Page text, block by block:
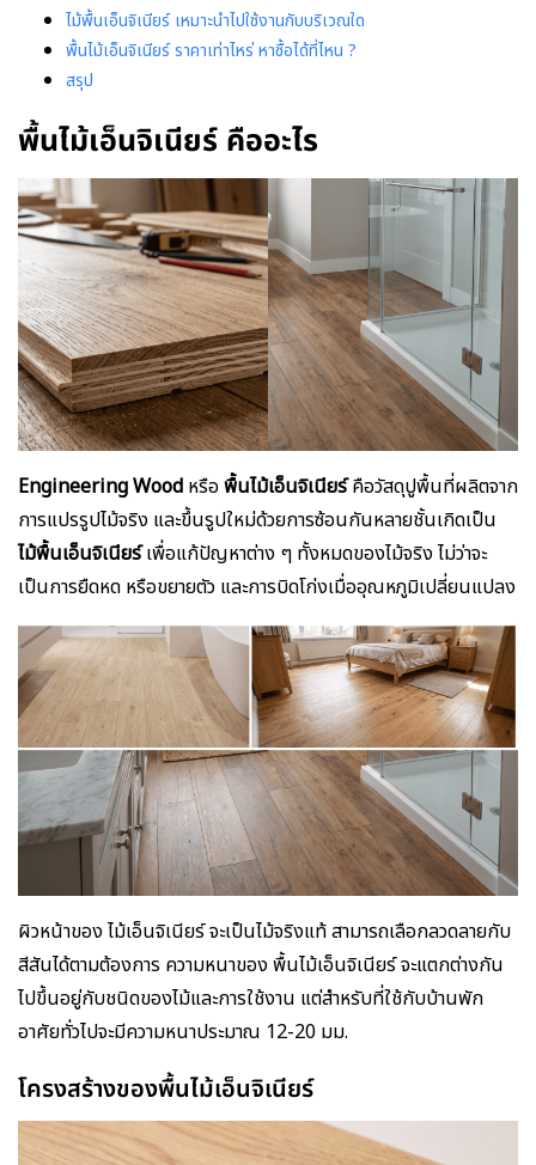
ไม้พื้นเอ็นจิเนียร์ เหมาะนำไปใช้งานกับบริเวณใด
พื้นไม้เอ็นจิเนียร์ ราคาเท่าไหร่ หาซื้อได้ที่ไหน ?
สรุป
พื้นไม้เอ็นจิเนียร์ คืออะไร
Engineering Wood หรือ พื้นไม้เอ็นจิเนียร์คือวัสดุปูพื้นที่ผลิตจาก
การแปรรูปไม้จริง และขึ้นรูปใหม่ด้วยการซ้อนกันหลายชั้นเกิดเป็น
ไม้พื้นเอ็นจิเนียร์เพื่อแก้ปัญหาต่าง ๆ ทั้งหมดของไม้จริง ไม่ว่าจะ
เป็นการยืดหด หรือขยายตัว และการบิดโก่งเมื่ออุณหภูมิเปลี่ยนแปลง
ผิวหน้าของ ไม้เอ็นจิเนียร์ จะเป็นไม้จริงแท้ สามารถเลือกลวดลายกับ
สีสันได้ตามต้องการ ความหนาของ พื้นไม้เอ็นจิเนียร์ จะแตกต่างกัน
ไปขึ้นอยู่กับชนิดของไม้และการใช้งาน แต่สำหรับที่ใช้กับบ้านพัก
อาศัยทั่วไปจะมีความหนาประมาณ 12-20 มม.
โครงสร้างของพื้นไม้เอ็นจิเนียร์